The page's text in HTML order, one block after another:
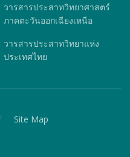
วารสารประสาทวิทยาศาสตร์
ภาคตะวันออกเฉียงเหนือ
วารสารประสาทวิทยาแห่ง
ประเทศไทย
Site Map